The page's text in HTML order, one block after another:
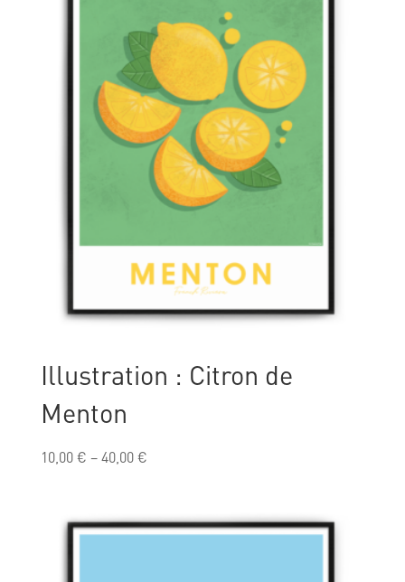
Illustration : Citron de
Menton
10,00€ –40,00€